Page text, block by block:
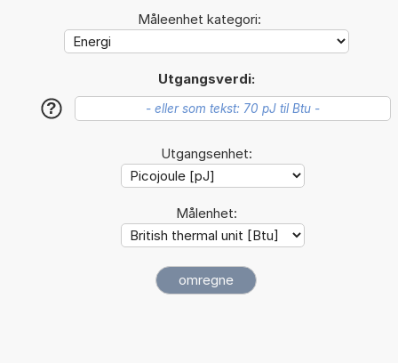
Måleenhet kategori:
Utgangsverdi:
?
Utgangsenhet:
Målenhet: